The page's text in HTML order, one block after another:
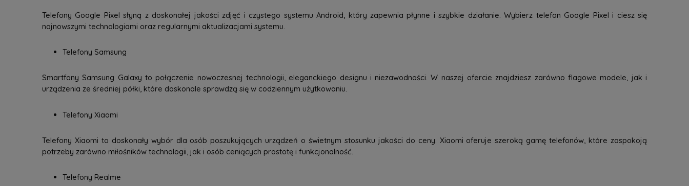
Telefony Google Pixel słyną z doskonałej jakości zdjęć i czystego systemu Android, który zapewnia płynne i szybkie działanie. Wybierz telefon Google Pixel i ciesz się
najnowszymi technologiami oraz regularnymi aktualizacjami systemu.
Telefony Samsung
Smartfony Samsung Galaxy to połączenie nowoczesnej technologii, eleganckiego designu i niezawodności. W naszej ofercie znajdziesz zarówno flagowe modele, jak i
urządzenia ze średniej półki, które doskonale sprawdzą się w codziennym użytkowaniu.
Telefony Xiaomi
Telefony Xiaomi to doskonały wybór dla osób poszukujących urządzeń o świetnym stosunku jakości do ceny. Xiaomi oferuje szeroką gamę telefonów, które zaspokoją
potrzeby zarówno miłośników technologii, jak i osób ceniących prostotę i funkcjonalność.
Telefony Realme